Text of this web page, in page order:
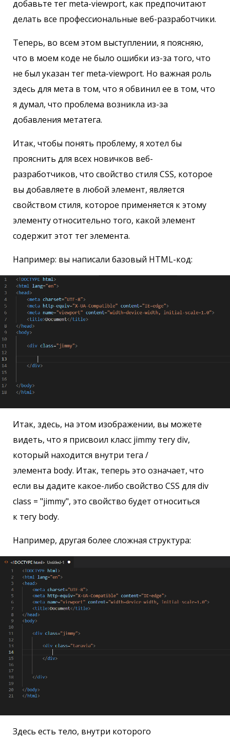
добавьте тег meta-viewport, как предпочитают
делать все профессиональные веб-разработчики.
Теперь, во всем этом выступлении, я поясняю,
что в моем коде не было ошибки из-за того, что
не был указан тег meta-viewport. Но важная роль
здесь для мета в том, что я обвинил ее в том, что
я думал, что проблема возникла из-за
добавления метатега.
Итак, чтобы понять проблему, я хотел бы
прояснить для всех новичков веб-
разработчиков, что свойство стиля CSS, которое
вы добавляете в любой элемент, является
свойством стиля, которое применяется к этому
элементу относительно того, какой элемент
содержит этот тег элемента.
Например: вы написали базовый HTML-код:
Итак, здесь, на этом изображении, вы можете
видеть, что я присвоил класс jimmy тегу div,
который находится внутри тега /
элемента body. Итак, теперь это означает, что
если вы дадите какое-либо свойство CSS для div
class = "jimmy", это свойство будет относиться
к тегу body.
Например, другая более сложная структура:
Здесь есть тело, внутри которого